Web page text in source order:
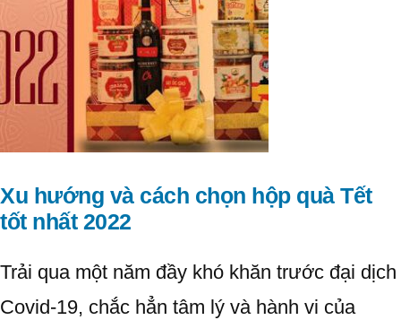
Xu hướng và cách chọn hộp quà Tết
tốt nhất 2022
Trải qua một năm đầy khó khăn trước đại dịch
Covid-19, chắc hẳn tâm lý và hành vi của